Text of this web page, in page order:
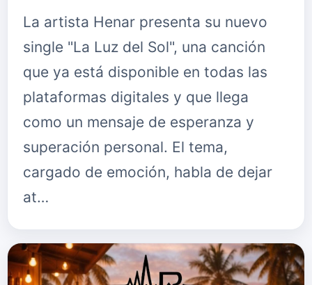
La artista Henar presenta su nuevo
single "La Luz del Sol", una canción
que ya está disponible en todas las
plataformas digitales y que llega
como un mensaje de esperanza y
superación personal. El tema,
cargado de emoción, habla de dejar
at…